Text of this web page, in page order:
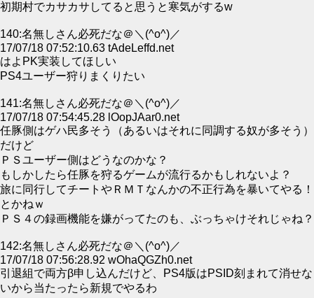
初期村でカサカサしてると思うと寒気がするw
140:名無しさん必死だな＠＼(^o^)／
17/07/18 07:52:10.63 tAdeLeffd.net
はよPK実装してほしい
PS4ユーザー狩りまくりたい
141:名無しさん必死だな＠＼(^o^)／
17/07/18 07:54:45.28 lOopJAar0.net
任豚側はゲハ民多そう（あるいはそれに同調する奴が多そう）
だけど
ＰＳユーザー側はどうなのかな？
もしかしたら任豚を狩るゲームが流行るかもしれないよ？
旅に同行してチートやＲＭＴなんかの不正行為を暴いてやる！
とかねｗ
ＰＳ４の録画機能を嫌がってたのも、ぶっちゃけそれじゃね？
142:名無しさん必死だな＠＼(^o^)／
17/07/18 07:56:28.92 wOhaQGZh0.net
引退組で両方β申し込んだけど、PS4版はPSID刻まれて消せな
いから当たったら新規でやるわ